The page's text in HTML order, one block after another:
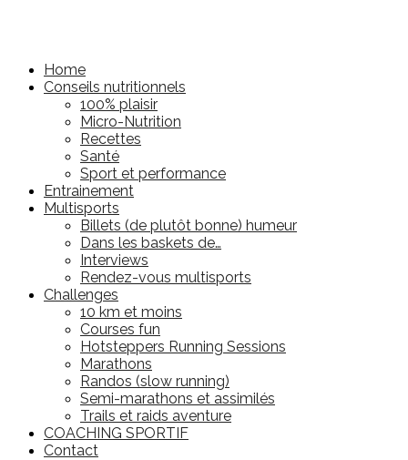
Home
Conseils nutritionnels
100% plaisir
Micro-Nutrition
Recettes
Santé
Sport et performance
Entrainement
Multisports
Billets (de plutôt bonne) humeur
Dans les baskets de…
Interviews
Rendez-vous multisports
Challenges
10 km et moins
Courses fun
Hotsteppers Running Sessions
Marathons
Randos (slow running)
Semi-marathons et assimilés
Trails et raids aventure
COACHING SPORTIF
Contact